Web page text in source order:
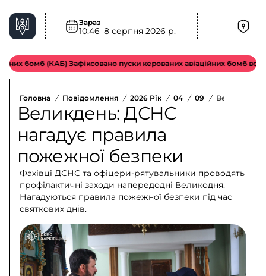
Зараз
10:46 8 серпня 2026 р.
бомб (КАБ) Зафіксовано пуски керованих авіаційних бомб
Головна / Повідомлення / 2026 Рік / 04 / 09 / Великдень:
Великдень: ДСНС
нагадує правила
пожежної безпеки
Фахівці ДСНС та офіцери-рятувальники проводять
профілактичні заходи напередодні Великодня.
Нагадуються правила пожежної безпеки під час
святкових днів.